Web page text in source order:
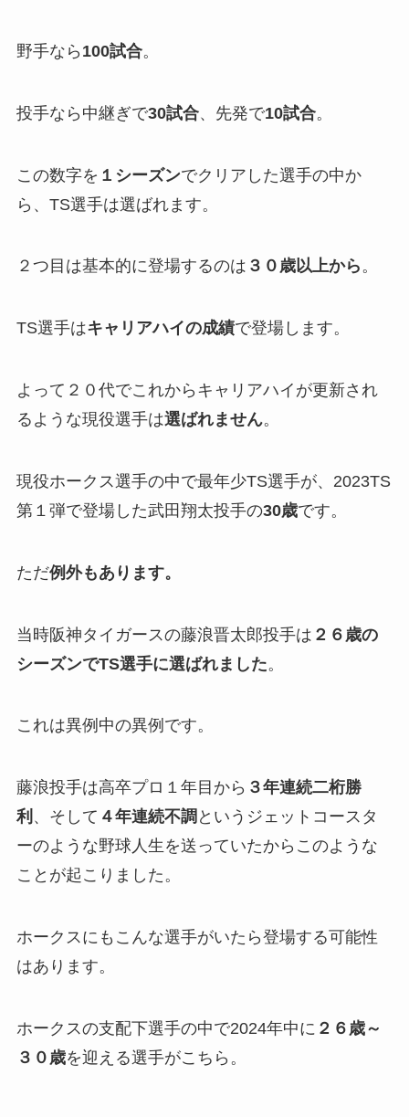
野手なら 100試合。
投手なら中継ぎで30試合、先発で10試合。
この数字を １シーズンでクリアした選手の中か
ら、TS選手は選ばれます。
２つ目は基本的に登場するのは ３０歳以上から。
TS選手はキャリアハイの成績で登場します。
よって２０代でこれからキャリアハイが更新され
るような現役選手は選ばれません。
現役ホークス選手の中で最年少TS選手が、2023TS
第１弾で登場した武田翔太投手の30歳です。
ただ例外もあります。
当時阪神タイガースの藤浪晋太郎投手は ２６歳の
シーズンでTS選手に選ばれました。
これは異例中の異例です。
藤浪投手は高卒プロ１年目から ３年連続二桁勝
利 、そして ４年連続不調 というジェットコースタ
ーのような野球人生を送っていたからこのような
ことが起こりました。
ホークスにもこんな選手がいたら登場する可能性
はあります。
ホークスの支配下選手の中で2024年中に ２６歳～
３０歳を迎える選手がこちら。